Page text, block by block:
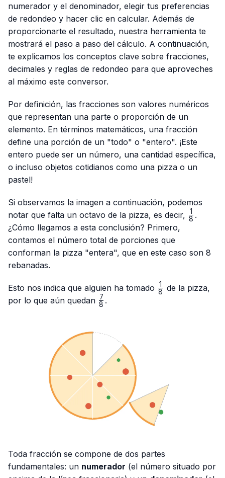
numerador y el denominador, elegir tus preferencias
de redondeo y hacer clic en calcular. Además de
proporcionarte el resultado, nuestra herramienta te
mostrará el paso a paso del cálculo. A continuación,
te explicamos los conceptos clave sobre fracciones,
decimales y reglas de redondeo para que aproveches
al máximo este conversor.
Por definición, las fracciones son valores numéricos
que representan una parte o proporción de un
elemento. En términos matemáticos, una fracción
define una porción de un "todo" o "entero". ¡Este
entero puede ser un número, una cantidad específica,
o incluso objetos cotidianos como una pizza o un
pastel!
Si observamos la imagen a continuación, podemos
notar que falta un octavo de la pizza, es decir, \frac{1}
8
1 .
¿Cómo llegamos a esta conclusión? Primero,
contamos el número total de porciones que
conforman la pizza "entera", que en este caso son 8
rebanadas.
Esto nos indica que alguien ha tomado \frac{1}
8
1
de la pizza,
por lo que aún quedan \frac{7}
8
7 .
Toda fracción se compone de dos partes
fundamentales: un numerador (el número situado por